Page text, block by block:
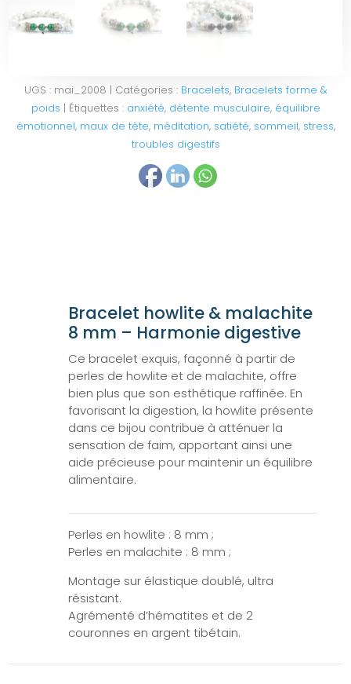
UGS : mai_2008 Catégories : Bracelets, Bracelets forme &
poids
Étiquettes : anxiété, détente musculaire, équilibre
émotionnel, maux de tête, méditation, satiété, sommeil, stress,
troubles digestifs
Bracelet howlite & malachite
8 mm – Harmonie digestive
Ce bracelet exquis, façonné à partir de
perles de howlite et de malachite, offre
bien plus que son esthétique raffinée. En
favorisant la digestion, la howlite présente
dans ce bijou contribue à atténuer la
sensation de faim, apportant ainsi une
aide précieuse pour maintenir un équilibre
alimentaire.
Perles en howlite : 8 mm ;
Perles en malachite : 8 mm ;
Montage sur élastique doublé, ultra
résistant.
Agrémenté d’hématites et de 2
couronnes en argent tibétain.